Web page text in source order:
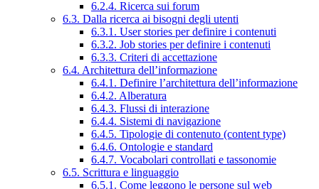
6.2.4. Ricerca sui forum
6.3. Dalla ricerca ai bisogni degli utenti
6.3.1. User stories per definire i contenuti
6.3.2. Job stories per definire i contenuti
6.3.3. Criteri di accettazione
6.4. Architettura dell’informazione
6.4.1. Definire l’architettura dell’informazione
6.4.2. Alberatura
6.4.3. Flussi di interazione
6.4.4. Sistemi di navigazione
6.4.5. Tipologie di contenuto (content type)
6.4.6. Ontologie e standard
6.4.7. Vocabolari controllati e tassonomie
6.5. Scrittura e linguaggio
6.5.1. Come leggono le persone sul web